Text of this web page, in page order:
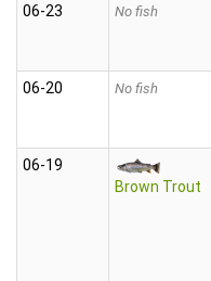
06‑23 No fish
06‑20 No fish
06‑19
Brown Trout